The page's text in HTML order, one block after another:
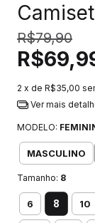
R$79,90
2 x de R$35,00
Ver mais
MODELO:
MASCULINO
Tamanho: 8
6 8 10